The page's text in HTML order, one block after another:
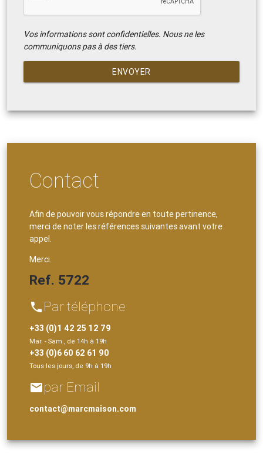
Vos informations sont confidentielles. Nous ne les
communiquons pas à des tiers.
ENVOYER
Contact
Afin de pouvoir vous répondre en toute pertinence,
merci de noter les références suivantes avant votre
appel.
Merci.
Ref. 5722
phone Par téléphone
+33 (0)1 42 25 12 79
Mar. - Sam., de 14h à 19h
+33 (0)6 60 62 61 90
Tous les jours, de 9h à 19h
emailpar Email
contact@marcmaison.com